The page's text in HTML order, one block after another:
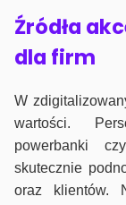
Źródła
dla firm
W
wartości.
powerbanki
skutecznie
oraz klientów.